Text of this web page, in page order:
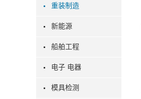
重装制造
新能源
船舶工程
电子 电器
模具检测